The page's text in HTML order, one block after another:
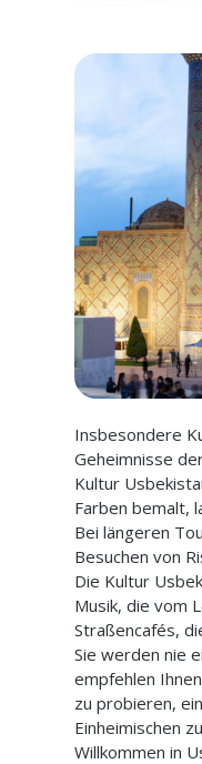
Insbesondere
Geheimnisse
Kultur
Farben bemalt,
Bei längeren
Besuchen von
Die Kultur
Musik, die vom
Straßencafés,
Sie werden nie
empfehlen
zu probieren,
Einheimischen
Willkommen in